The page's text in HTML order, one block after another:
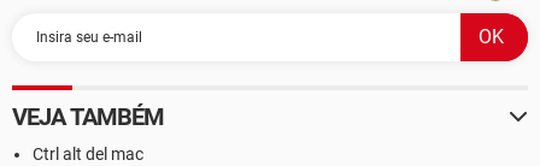
VEJA TAMBÉM
Ctrl alt del mac